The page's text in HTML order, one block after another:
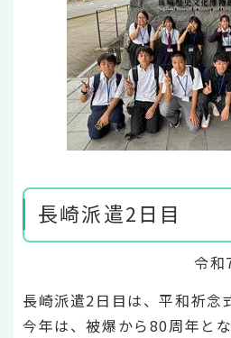
長崎派遣2日目
令和
長崎派遣2日目は、平和祈念
今年は、被爆から80周年と